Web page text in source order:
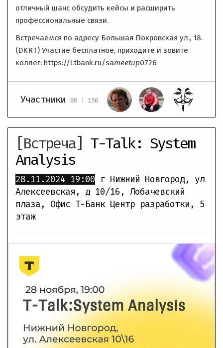
отличный шанс обсудить кейсы и расширить
профессиональные связи.
Встречаемся по адресу Большая Покровская ул., 18.
(DKRT) Участие бесплатное, приходите и зовите
коллег: https://l.tbank.ru/sameetup0726
Участники 80 | 150
[Встреча] T-Talk: System
Analysis
28.11.2024 19:00
г Нижний Новгород, ул
Алексеевская, д 10/16 , Лобачевский
плаза, Офис Т-Банк Центр разработки, 5
этаж